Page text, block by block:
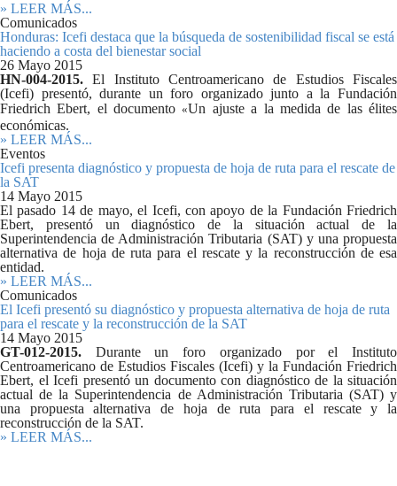
» LEER MÁS...
Comunicados
Honduras: Icefi destaca que la búsqueda de sostenibilidad fiscal se está
haciendo a costa del bienestar social
26 Mayo 2015
HN-004-2015. El Instituto Centroamericano de Estudios Fiscales
(Icefi) presentó, durante un foro organizado junto a la Fundación
Friedrich Ebert, el documento«Un ajuste a la medida de las élites
económicas.
» LEER MÁS...
Eventos
Icefi presenta diagnóstico y propuesta de hoja de ruta para el rescate de
la SAT
14 Mayo 2015
El pasado 14 de mayo, el Icefi, con apoyo de la Fundación Friedrich
Ebert, presentó un diagnóstico de la situación actual de la
Superintendencia de Administración Tributaria (SAT) y una propuesta
alternativa de hoja de ruta para el rescate y la reconstrucción de esa
entidad.
» LEER MÁS...
Comunicados
El Icefi presentó su diagnóstico y propuesta alternativa de hoja de ruta
para el rescate y la reconstrucción de la SAT
14 Mayo 2015
GT-012-2015. Durante un foro organizado por el Instituto
Centroamericano de Estudios Fiscales (Icefi) y la Fundación Friedrich
Ebert, el Icefi presentó un documento con diagnóstico de la situación
actual de la Superintendencia de Administración Tributaria (SAT) y
una propuesta alternativa de hoja de ruta para el rescate y la
reconstrucción de la SAT.
» LEER MÁS...